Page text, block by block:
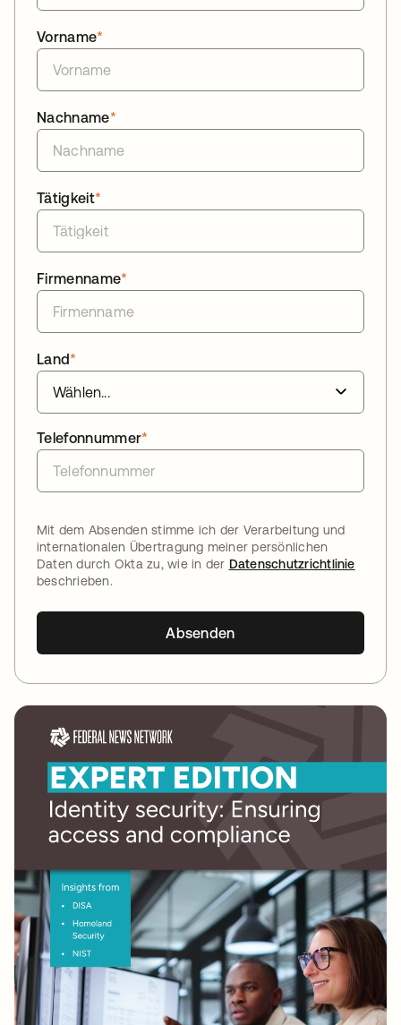
*
Vorname
*
Nachname
*
Tätigkeit
*
Firmenname
*
Land
*
Telefonnummer
Mit dem Absenden stimme ich der Verarbeitung und
internationalen Übertragung meiner persönlichen
Daten durch Okta zu, wie in der Datenschutzrichtlinie
beschrieben.
Absenden